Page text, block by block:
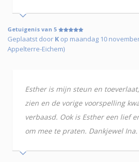
Getuigenis van 5
Geplaatst door K op maandag 10
Appelterre-Eichem)
Esther is mijn steun en
zien en de vorige voorspelling
verbaasd. Ook is Esther een lief
om mee te praten. Dankjewel Ina.